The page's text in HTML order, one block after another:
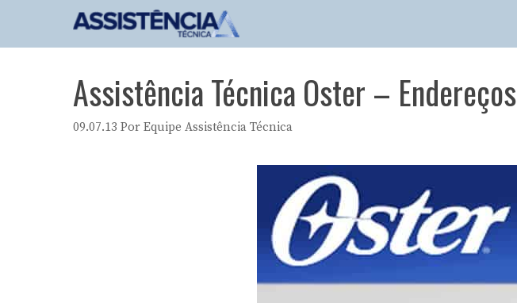
Assistência Técnica Oster – Endereços
09.07.13 Por Equipe Assistência Técnica